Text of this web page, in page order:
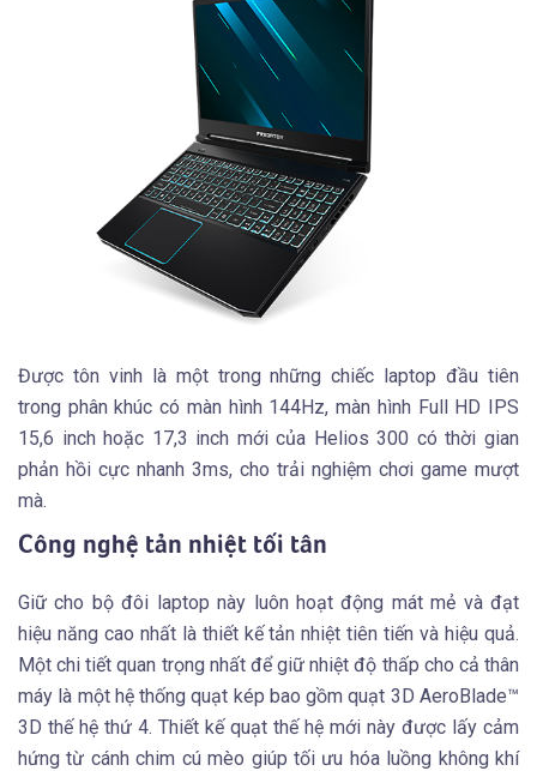
Được tôn vinh là một trong những chiếc laptop đầu tiên
trong phân khúc có màn hình 144Hz, màn hình Full HD IPS
15,6 inch hoặc 17,3 inch mới của Helios 300 có thời gian
phản hồi cực nhanh 3ms, cho trải nghiệm chơi game mượt
mà.
Công nghệ tản nhiệt tối tân
Giữ cho bộ đôi laptop này luôn hoạt động mát mẻ và đạt
hiệu năng cao nhất là thiết kế tản nhiệt tiên tiến và hiệu quả.
Một chi tiết quan trọng nhất để giữ nhiệt độ thấp cho cả thân
máy là một hệ thống quạt kép bao gồm quạt 3D AeroBlade™
3D thế hệ thứ 4. Thiết kế quạt thế hệ mới này được lấy cảm
hứng từ cánh chim cú mèo giúp tối ưu hóa luồng không khí